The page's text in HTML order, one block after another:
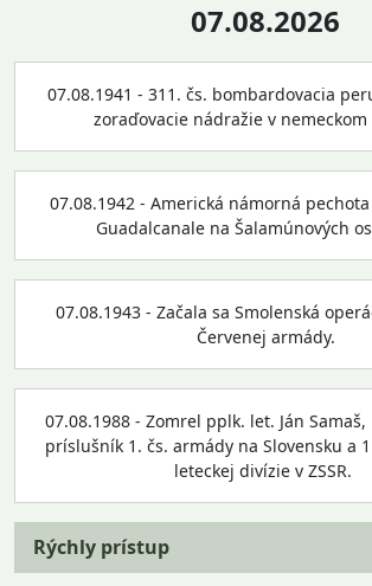
07.08.2026
07.08.1941 - 311. čs. bombardovacia
zoraďovacie nádražie v nemeckom
07.08.1942 - Americká námorná
Guadalcanale na Šalamúnových
07.08.1943 - Začala sa Smolenská
Červenej armády.
07.08.1988 - Zomrel pplk. let. Ján Samaš,
príslušník 1. čs. armády na Slovensku a
leteckej divízie v ZSSR.
Rýchly prístup